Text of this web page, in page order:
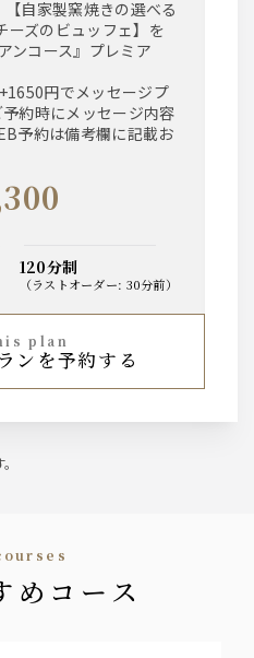
ツ・ジンジャーエー
【自家製窯焼きの選べる
ズのビュッフェ】を
ンコース』プレミア
円でメッセージプ
約時にメッセージ内容
予約は備考欄に記載お
120分制
（ ラストオーダー: 30分前）
ー
タッフまで）
plan
ランを予約する
めコース